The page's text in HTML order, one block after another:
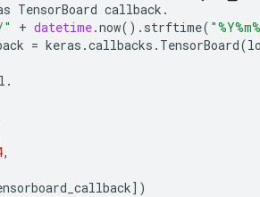
TensorBoard callback .
+ datetime.now(). strftime(
= keras .callbacks . TensorBoard(
.
,
] )